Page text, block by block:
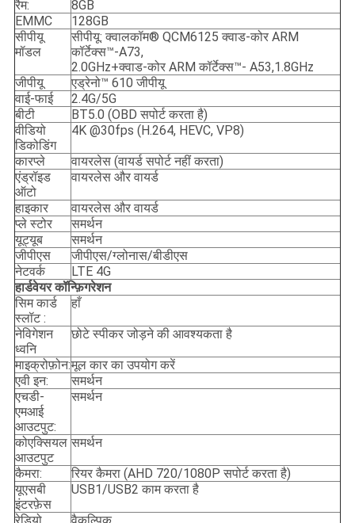
रैम:
8GB
EMMC
128GB
सीपीयू
मॉडल
सीपीयू: क्वालकॉम® QCM6125 क्वाड-कोर ARM
कॉर्टेक्स™-A73,
2.0GHz+क्वाड-कोर ARM कॉर्टेक्स™- A53,1.8GHz
जीपीयू
एड्रेनो™ 610 जीपीयू
वाई-फाई
2.4G/5G
बीटी
BT5.0 (OBD सपोर्ट करता है)
वीडियो
डिकोडिंग
4K @30fps (H.264, HEVC, VP8)
कारप्ले
वायरलेस (वायर्ड सपोर्ट नहीं करता)
एंड्रॉइड
ऑटो
वायरलेस और वायर्ड
हाइकार
वायरलेस और वायर्ड
प्ले स्टोर
समर्थन
यूट्यूब
समर्थन
जीपीएस
जीपीएस/ग्लोनास/बीडीएस
नेटवर्क
LTE 4G
हार्डवेयर कॉन्फ़िगरेशन
सिम कार्ड
स्लॉट :
हाँ
नेविगेशन
ध्वनि
छोटे स्पीकर जोड़ने की आवश्यकता है
माइक्रोफ़ोन:मूल कार का उपयोग करें
एवी इन:
समर्थन
एचडी-
एमआई
आउटपुट:
समर्थन
कोएक्सियल
आउटपुट
समर्थन
कैमरा:
रियर कैमरा (AHD 720/1080P सपोर्ट करता है)
यूएसबी
इंटरफ़ेस
USB1/USB2 काम करता है